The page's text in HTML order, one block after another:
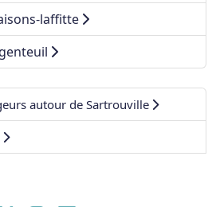
laffitte
autour de Sartrouville